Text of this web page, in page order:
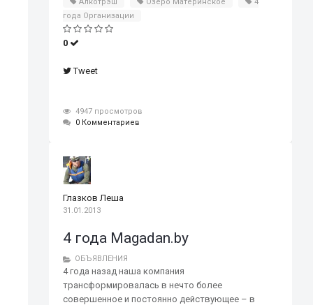
года Организации
0
Tweet
4947 просмотров
0 Комментариев
Глазков Леша
31.01.2013
4 года Magadan.by
ОБЪЯВЛЕНИЯ
4 года назад наша компания
трансформировалась в нечто более
совершенное и постоянно действующее – в